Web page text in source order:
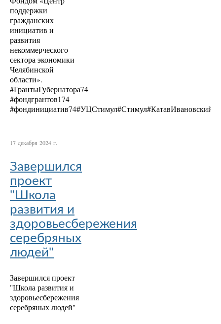
поддержки
гражданских
инициатив и
развития
некоммерческого
сектора экономики
Челябинской
области».
#ГрантыГубернатора74
#фондгрантов174
17 декабря 2024 г.
Завершился
проект
"Школа
развития и
здоровьесбережения
серебряных
людей"
Завершился проект
"Школа развития и
здоровьесбережения
серебряных людей"